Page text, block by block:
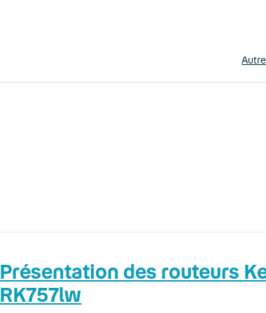
Autre
Présentation des routeurs
RK757lw